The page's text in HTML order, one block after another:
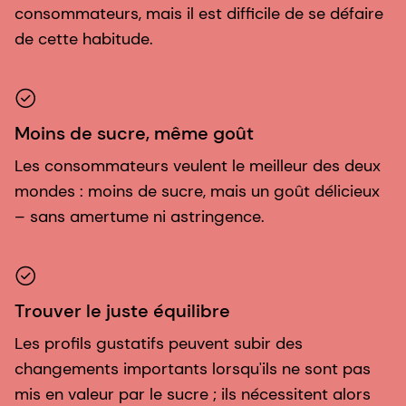
consommateurs, mais il est difficile de se défaire
de cette habitude.
Moins de sucre, même goût
Les consommateurs veulent le meilleur des deux
mondes : moins de sucre, mais un goût délicieux
– sans amertume ni astringence.
Trouver le juste équilibre
Les profils gustatifs peuvent subir des
changements importants lorsqu'ils ne sont pas
mis en valeur par le sucre ; ils nécessitent alors